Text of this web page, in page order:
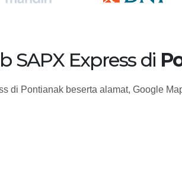
SAPX Express di
di Pontianak beserta alamat, Google